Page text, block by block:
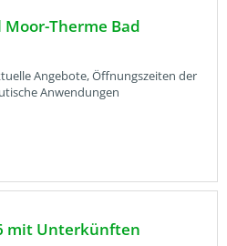
Therme Bad
Angebote, Öffnungszeiten der
Anwendungen
mit Unterkünften